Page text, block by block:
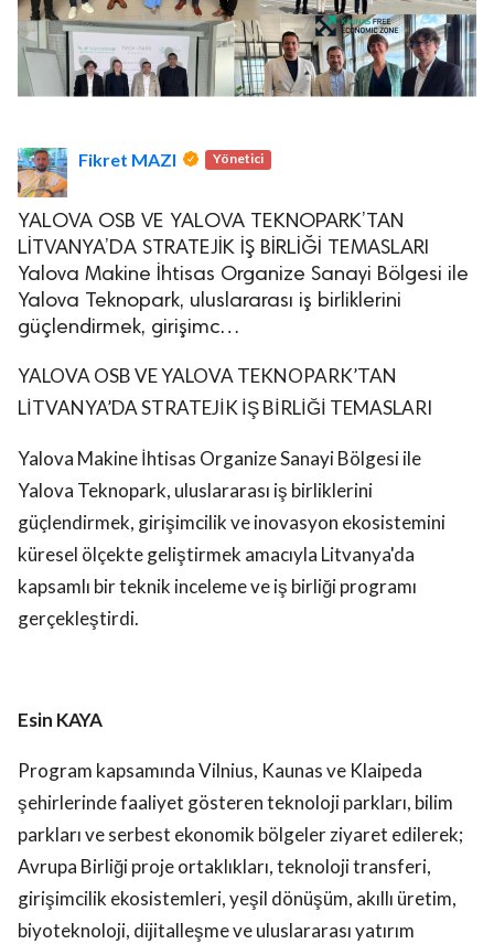
Fikret MAZI Yönetici
YALOVA OSB VE YALOVA TEKNOPARK’TAN
LİTVANYA’DA STRATEJİK İŞ BİRLİĞİ TEMASLARI
Yalova Makine İhtisas Organize Sanayi Bölgesi ile
Yalova Teknopark, uluslararası iş birliklerini
güçlendirmek, girişimc…
YALOVA OSB VE YALOVA TEKNOPARK’TAN
LİTVANYA’DA STRATEJİK İŞ BİRLİĞİ TEMASLARI
Yalova Makine İhtisas Organize Sanayi Bölgesi ile
Yalova Teknopark, uluslararası iş birliklerini
güçlendirmek, girişimcilik ve inovasyon ekosistemini
küresel ölçekte geliştirmek amacıyla Litvanya'da
kapsamlı bir teknik inceleme ve iş birliği programı
gerçekleştirdi.
Esin KAYA
Program kapsamında Vilnius, Kaunas ve Klaipeda
şehirlerinde faaliyet gösteren teknoloji parkları, bilim
parkları ve serbest ekonomik bölgeler ziyaret edilerek;
Avrupa Birliği proje ortaklıkları, teknoloji transferi,
girişimcilik ekosistemleri, yeşil dönüşüm, akıllı üretim,
biyoteknoloji, dijitalleşme ve uluslararası yatırım